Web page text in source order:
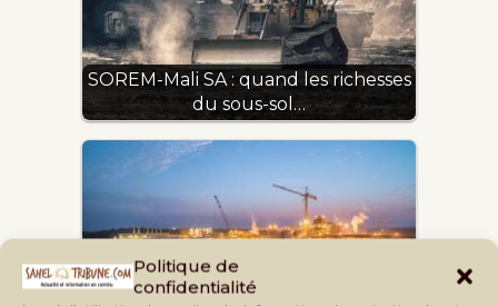
Politique de
confidentialité
SOREM-Mali SA : quand les richesses
du sous-sol…
Gestion minière : le Mali maximise sa
participation…